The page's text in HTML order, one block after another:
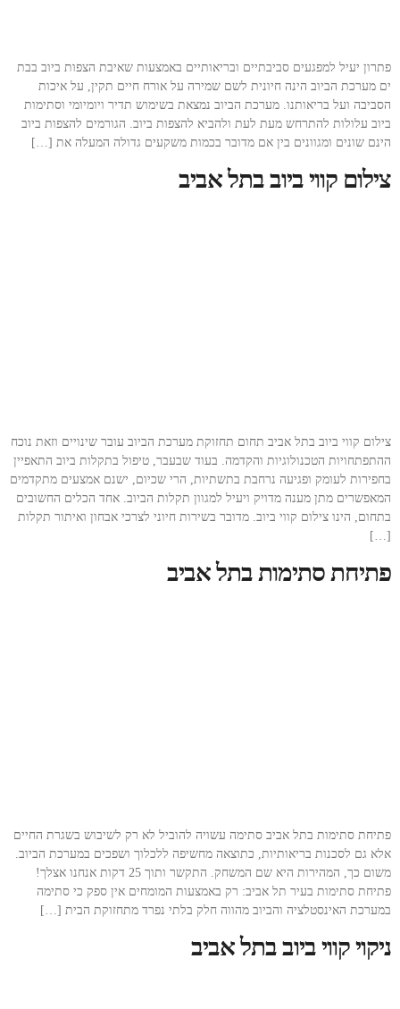
פתרון יעיל למפגעים סביבתיים ובריאותיים באמצעות שאיבת הצפות ביוב בבת
ים מערכת הביוב הינה חיונית לשם שמירה על אורח חיים תקין, על איכות
הסביבה ועל בריאותנו. מערכת הביוב נמצאת בשימוש תדיר ויומיומי וסתימות
ביוב עלולות להתרחש מעת לעת ולהביא להצפות ביוב. הגורמים להצפות ביוב
הינם שונים ומגוונים בין אם מדובר בכמות משקעים גדולה המעלה את […]
צילום קווי ביוב בתל אביב
צילום קווי ביוב בתל אביב תחום תחזוקת מערכת הביוב עובר שינויים וזאת נוכח
ההתפתחויות הטכנולוגיות והקדמה. בעוד שבעבר, טיפול בתקלות ביוב התאפיין
בחפירות לעומק ופגיעה נרחבת בתשתיות, הרי שכיום, ישנם אמצעים מתקדמים
המאפשרים מתן מענה מדויק ויעיל למגוון תקלות הביוב. אחד הכלים החשובים
בתחום, הינו צילום קווי ביוב. מדובר בשירות חיוני לצרכי אבחון ואיתור תקלות
[…]
פתיחת סתימות בתל אביב
פתיחת סתימות בתל אביב סתימה עשויה להוביל לא רק לשיבוש בשגרת החיים
אלא גם לסכנות בריאותיות, כתוצאה מחשיפה ללכלוך ושפכים במערכת הביוב.
משום כך, המהירות היא שם המשחק. התקשר ותוך 25 דקות אנחנו אצלך!
פתיחת סתימות בעיר תל אביב: רק באמצעות המומחים אין ספק כי סתימה
במערכת האינסטלציה והביוב מהווה חלק בלתי נפרד מתחזוקת הבית […]
ניקוי קווי ביוב בתל אביב